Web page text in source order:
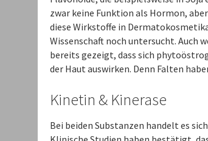
zwar keine Funktion als Hormon,
diese Wirkstoffe in
Wissenschaft noch untersucht. Auch
bereits gezeigt, dass sich
der Haut auswirken. Denn Falten
Kinetin & Kinerase
Bei beiden Substanzen handelt es